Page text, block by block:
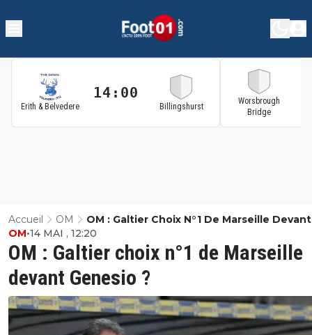
Erith & Belvedere
14:00
Billingshurst
Worsbrough
Bridge
Accueil OM
OM : Galtier Choix N°1 De Marseille Devant
Genesio ?
OM : Galtier choix n°1 de Marseille
devant Genesio ?
OM•14 MAI , 12:20